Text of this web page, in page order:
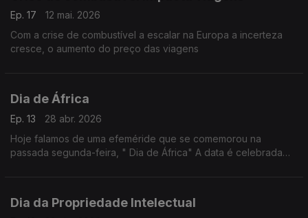
Ep. 17
12 mai. 2026
Com a crise de combustível a escalar na Europa a incerteza
cresce, o aumento do preço das viagens
Dia de África
Ep. 13
28 abr. 2026
Hoje falamos de uma efeméride que se comemorou na
passada segunda-feira, " Dia de África" A data é celebrada
Dia da Propriedade Intelectual